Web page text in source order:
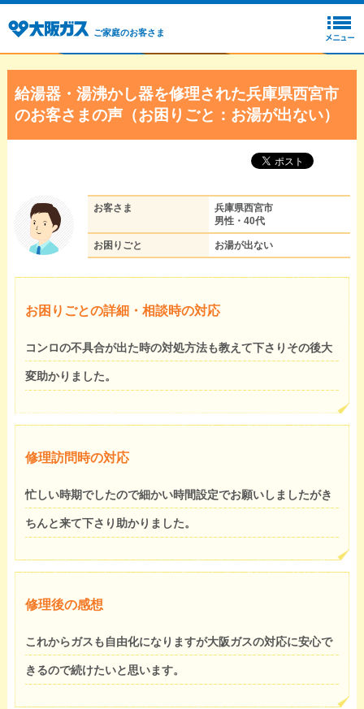
ご家庭のお客さま
給湯器・湯沸かし器を修理された兵庫県西宮市
のお客さまの声（お困りごと：お湯が出ない）
お客さま
兵庫県西宮市
男性・40代
お困りごと お湯が出ない
お困りごとの詳細・相談時の対応
コンロの不具合が出た時の対処方法も教えて下さりその後大
変助かりました。
修理訪問時の対応
忙しい時期でしたので細かい時間設定でお願いしましたがき
ちんと来て下さり助かりました。
修理後の感想
これからガスも自由化になりますが大阪ガスの対応に安心で
きるので続けたいと思います。